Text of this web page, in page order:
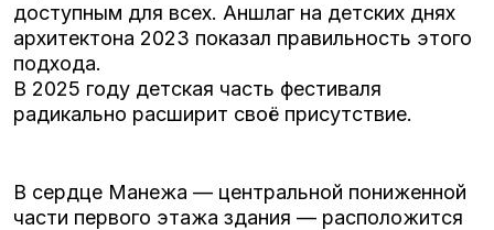
доступным для всех. Аншлаг на детских днях
архитектона 2023 показал правильность этого
подхода.
В 2025 году детская часть фестиваля
радикально расширит своё присутствие.
В сердце Манежа — центральной пониженной
части первого этажа здания — расположится